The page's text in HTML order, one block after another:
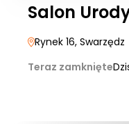
Salon
Rynek 16, Swarzędz
Teraz zamknięte